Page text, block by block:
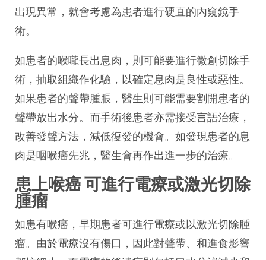
出現異常，就會考慮為患者進行硬直的內窺鏡手
術。
如患者的喉嚨長出息肉，則可能要進行微創切除手
術，抽取組織作化驗，以確定息肉是良性或惡性。
如果患者的聲帶腫脹，醫生則可能需要割開患者的
聲帶放出水分。而手術後患者亦需接受言語治療，
改善發聲方法，減低復發的機會。如發現患者的息
肉是咽喉癌先兆，醫生會再作出進一步的治療。
患上喉癌 可進行電療或激光切除
腫瘤
如患有喉癌，早期患者可進行電療或以激光切除腫
瘤。由於電療沒有傷口，因此對聲帶、和進食影響